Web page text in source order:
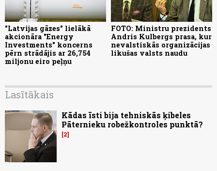
"Latvijas gāzes" lielākā
akcionāra "Energy
Investments" koncerns
pērn strādājis ar 26,754
miljonu eiro peļņu
FOTO: Ministru prezidents
Andris Kulbergs prasa, kur
nevalstiskās organizācijas
likušas valsts naudu
Lasītākais
Kādas īsti bija tehniskās ķibeles
Pāternieku robežkontroles punktā?
2